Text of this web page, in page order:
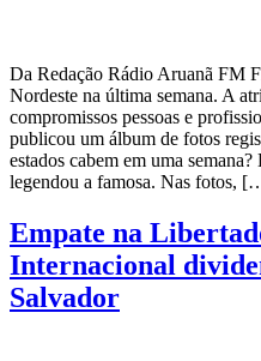
Da Redação Rádio Aruanã FM
Nordeste na última semana. A
compromissos pessoas e
publicou um álbum de fotos
estados cabem em uma
legendou a famosa. Nas fotos,
Empate na
Internacional
Salvador